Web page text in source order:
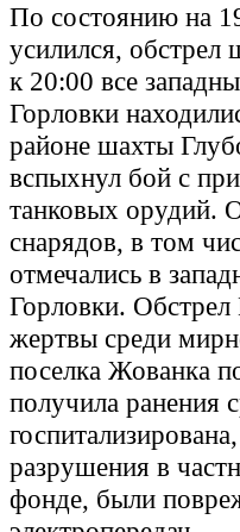
По состоянию на
усилился, обстрел
к 20:00 все
Горловки
районе шахты
вспыхнул бой с
танковых орудий.
снарядов, в том
отмечались в
Горловки. Обстрел
жертвы среди
поселка Жованка
получила ранения
разрушения в
фонде, были